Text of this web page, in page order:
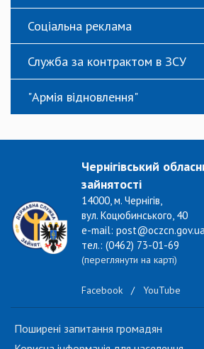
Соціальна реклама
Служба за контрактом в ЗСУ
"Армія відновлення"
Чернігівський
зайнятості
14000, м. Чернігів,
вул. Коцюбинського, 40
e-mail:
тел.: (0462) 73-01-69
(переглянути на карті)
Facebook / YouTube
Поширені запитання громадян